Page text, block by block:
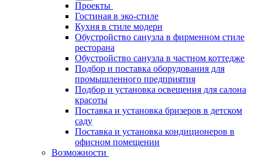
Проекты
Гостиная в эко-стиле
Кухня в стиле модерн
Обустройство санузла в фирменном стиле
ресторана
Обустройство санузла в частном коттедже
Подбор и поставка оборудования для
промышленного предприятия
Подбор и установка освещения для салона
красоты
Поставка и установка бризеров в детском
саду
Поставка и установка кондиционеров в
офисном помещении
Возможности